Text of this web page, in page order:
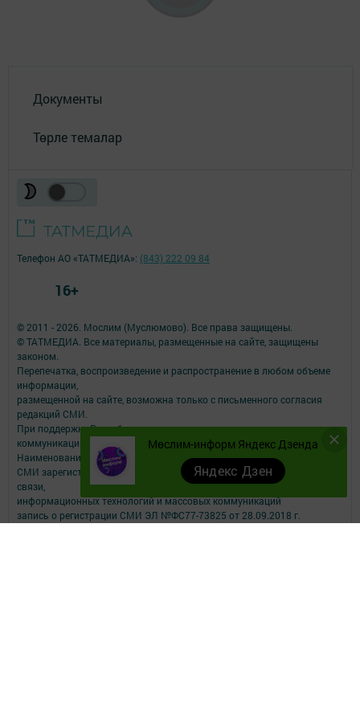
Документы
Төрле темалар
Мөслим-информ Яндекс Дзенда
Яндекс Дзен
© 2011 - 2026. Мослим (Муслюмово). Все права защищены.
© ТАТМЕДИА. Все материалы, размещенные на сайте, защищены
законом.
Перепечатка, воспроизведение и распространение в любом объеме
информации,
размещенной на сайте, возможна только с письменного согласия
редакций СМИ.
При поддержке Республиканского агентства по печати и массовым
коммуникациям.
Наименование СМИ: Мөслим-информ
СМИ зарегистрировано Федеральной службой по надзору в сфере
связи,
информационных технологий и массовых коммуникаций
запись о регистрации СМИ ЭЛ №ФС77-73825 от 28.09.2018 г.
Телефон АО «ТАТМЕДИА»: (843) 222 09 84
16+